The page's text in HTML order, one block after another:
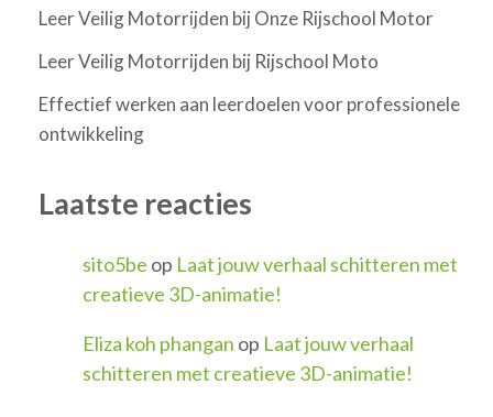
Leer Veilig Motorrijden bij Onze Rijschool Motor
Leer Veilig Motorrijden bij Rijschool Moto
Effectief werken aan leerdoelen voor professionele
ontwikkeling
Laatste reacties
sito5be op Laat jouw verhaal schitteren met
creatieve 3D-animatie!
Eliza koh phangan op Laat jouw verhaal
schitteren met creatieve 3D-animatie!